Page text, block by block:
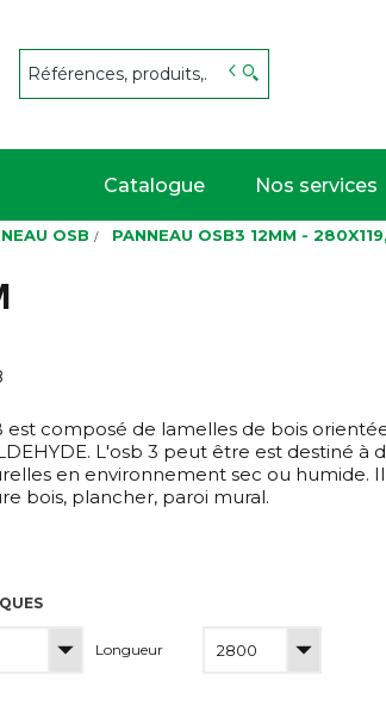
Catalogue Nos services
OSB PANNEAU OSB3 12MM -
est composé de lamelles de bois
L'osb 3 peut être est destiné à
en environnement sec ou humide.
bois, plancher, paroi mural.
Longueur